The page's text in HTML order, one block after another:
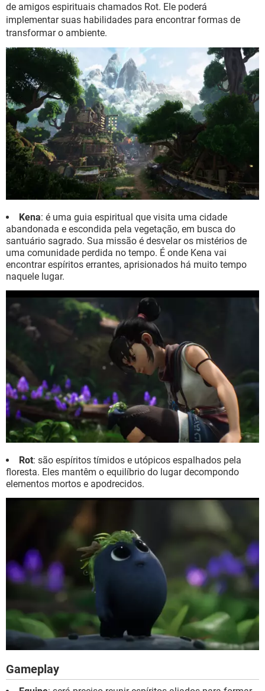
de amigos espirituais chamados Rot. Ele poderá
implementar suas habilidades para encontrar formas de
transformar o ambiente.
Kena: é uma guia espiritual que visita uma cidade
abandonada e escondida pela vegetação, em busca do
santuário sagrado. Sua missão é desvelar os mistérios de
uma comunidade perdida no tempo. É onde Kena vai
encontrar espíritos errantes, aprisionados há muito tempo
naquele lugar.
Rot: são espíritos tímidos e utópicos espalhados pela
floresta. Eles mantêm o equilíbrio do lugar decompondo
elementos mortos e apodrecidos.
Gameplay